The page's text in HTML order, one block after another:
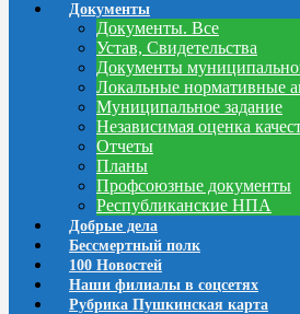
Документы
Документы. Все
Устав, Свидетельства
Документы
Локальные нормативные
Муниципальное задание
Независимая оценка
Отчеты
Планы
Профсоюзные документы
Республиканские НПА
Добрые дела
Бессмертный полк
100 Новостей
Наши филиалы в соцсетях
Рубрика Пушкинская карта